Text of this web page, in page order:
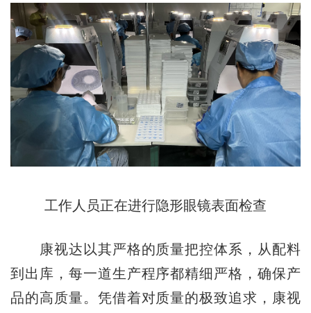
工作人员正在进行隐形眼镜表面检查
康视达以其严格的质量把控体系，从配料
到出库，每一道生产程序都精细严格，确保产
品的高质量。凭借着对质量的极致追求，康视